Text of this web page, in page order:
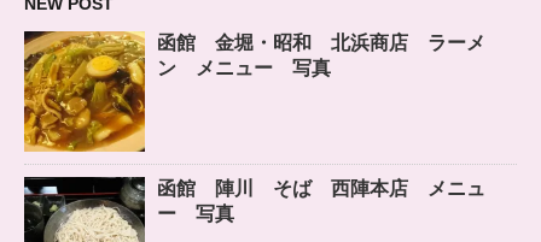
NEW POST
函館 金堀・昭和 北浜商店 ラーメ
ン メニュー 写真
函館 陣川 そば 西陣本店 メニュ
ー 写真